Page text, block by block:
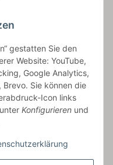
gestatten Sie den
Website: YouTube,
Google Analytics,
Brevo. Sie können die
Icon links
Konfigurieren und